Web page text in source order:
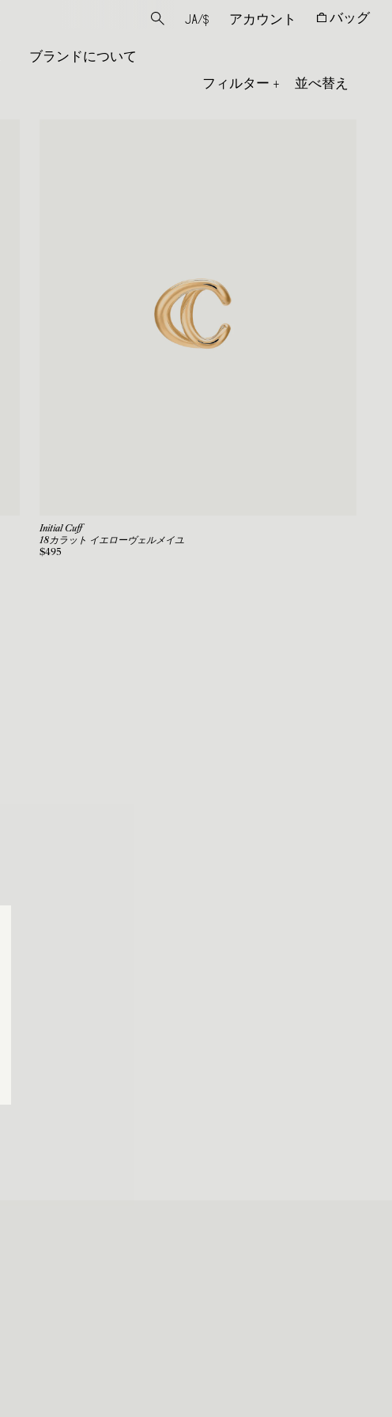
JA/$ アカウント バッグ
ブランドについて
フィルター + 並べ替え
Initial Cuff
18カラット イエローヴェルメイユ
$495